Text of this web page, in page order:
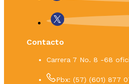
Contacto
Carrera 7 No. 8 -68
Pbx: (57) (601) 877